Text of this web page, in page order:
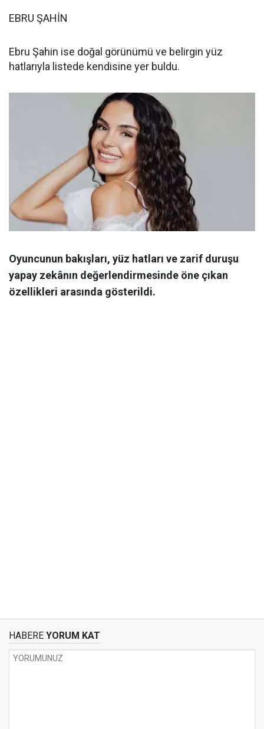
EBRU ŞAHİN
Ebru Şahin ise doğal görünümü ve belirgin yüz
hatlarıyla listede kendisine yer buldu.
Oyuncunun bakışları, yüz hatları ve zarif duruşu
yapay zekânın değerlendirmesinde öne çıkan
özellikleri arasında gösterildi.
HABERE YORUM KAT